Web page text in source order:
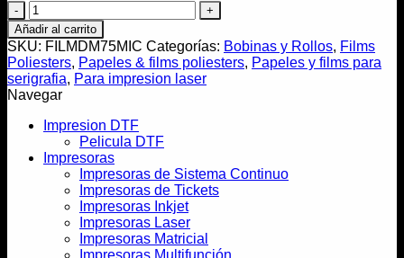
FILM
POLIESTER
DOBLE
CARA
MATE
P/PPC
DE
75
MIC
0.914
cantidad
Añadir al carrito
SKU: FILMDM75MIC Categorías: Bobinas y Rollos, Films
Poliesters, Papeles & films poliesters, Papeles y films para
serigrafia, Para impresion laser
Navegar
Impresion DTF
Pelicula DTF
Impresoras
Impresoras de Sistema Continuo
Impresoras de Tickets
Impresoras Inkjet
Impresoras Laser
Impresoras Matricial
Impresoras Multifunción